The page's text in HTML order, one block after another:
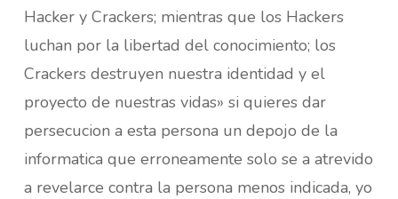
Hacker y Crackers; mientras que los Hackers
luchan por la libertad del conocimiento; los
Crackers destruyen nuestra identidad y el
proyecto de nuestras vidas» si quieres dar
persecucion a esta persona un depojo de la
informatica que erroneamente solo se a atrevido
a revelarce contra la persona menos indicada, yo